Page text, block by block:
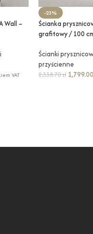
Wall –
VAT
-23%
Ścianka
grafitowy / 100
Ścianki
przyścienne
2,338.70zł